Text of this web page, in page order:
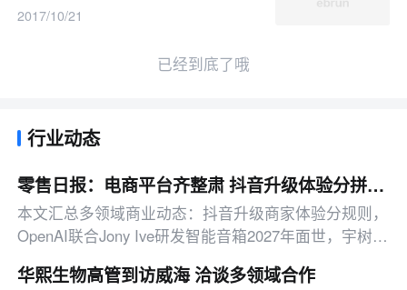
2017/10/21
已经到底了哦
行业动态
零售日报：电商平台齐整肃 抖音升级体验分拼多多打击虚假宣传
本文汇总多领域商业动态：抖音升级商家体验分规则，
OpenAI联合Jony Ive研发智能音箱2027年面世，宇树科
华熙生物高管到访威海 洽谈多领域合作